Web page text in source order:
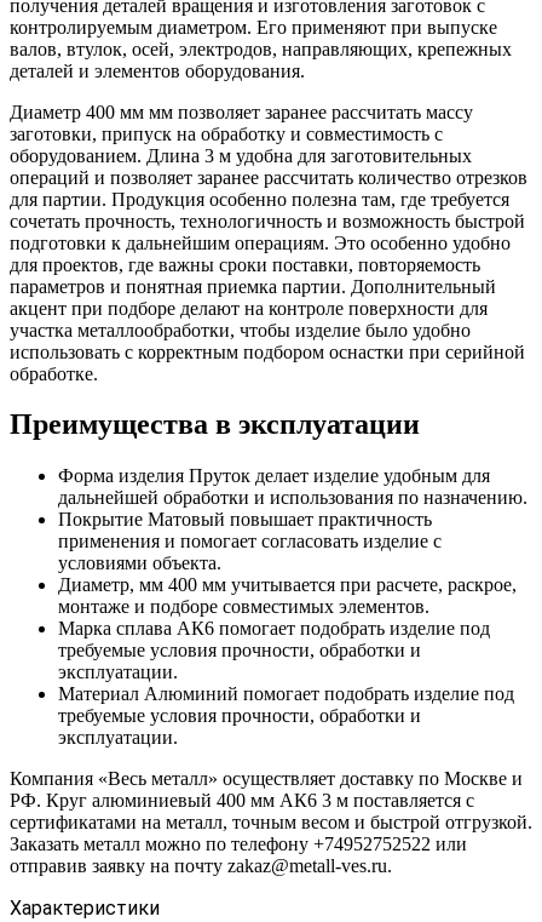
получения деталей вращения и изготовления заготовок с
контролируемым диаметром. Его применяют при выпуске
валов, втулок, осей, электродов, направляющих, крепежных
деталей и элементов оборудования.
Диаметр 400 мм мм позволяет заранее рассчитать массу
заготовки, припуск на обработку и совместимость с
оборудованием. Длина 3 м удобна для заготовительных
операций и позволяет заранее рассчитать количество отрезков
для партии. Продукция особенно полезна там, где требуется
сочетать прочность, технологичность и возможность быстрой
подготовки к дальнейшим операциям. Это особенно удобно
для проектов, где важны сроки поставки, повторяемость
параметров и понятная приемка партии. Дополнительный
акцент при подборе делают на контроле поверхности для
участка металлообработки, чтобы изделие было удобно
использовать с корректным подбором оснастки при серийной
обработке.
Преимущества в эксплуатации
Форма изделия Пруток делает изделие удобным для
дальнейшей обработки и использования по назначению.
Покрытие Матовый повышает практичность
применения и помогает согласовать изделие с
условиями объекта.
Диаметр, мм 400 мм учитывается при расчете, раскрое,
монтаже и подборе совместимых элементов.
Марка сплава АК6 помогает подобрать изделие под
требуемые условия прочности, обработки и
эксплуатации.
Материал Алюминий помогает подобрать изделие под
требуемые условия прочности, обработки и
эксплуатации.
Компания «Весь металл» осуществляет доставку по Москве и
РФ. Круг алюминиевый 400 мм АК6 3 м поставляется с
сертификатами на металл, точным весом и быстрой отгрузкой.
Заказать металл можно по телефону +74952752522 или
отправив заявку на почту zakaz@metall-ves.ru.
Характеристики